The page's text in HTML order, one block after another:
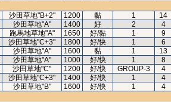
沙田草地"B+2" 1200 黏 1
14
沙田草地"A" 1400 好 2
4
跑馬地草地"A" 1650 好/黏 1
9
沙田草地"C+3" 1800 好/快 1
6
沙田草地"A" 1600 黏 1
13
沙田草地"A" 1000 好/快 1
8
沙田草地"C" 1200 好/快 GROUP-3
4
沙田草地"C+3" 1400 好/快 1
4
沙田草地"B" 1600 好/快 1
4